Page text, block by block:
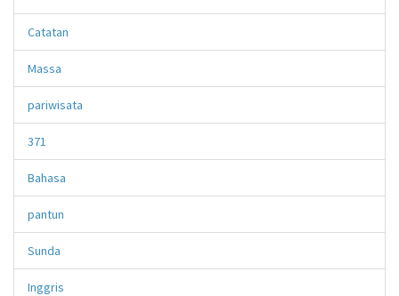
Catatan
Massa
pariwisata
371
Bahasa
pantun
Sunda
Inggris